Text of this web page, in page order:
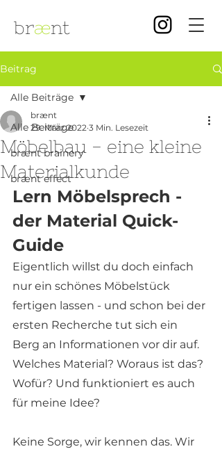
brænt
Beitrag
Alle Beiträge
brænt brainery
brænt effect
Alle Beiträge
Möbelbau - eine kleine
Materialkunde
brænt
29. März 2022 3 Min. Lesezeit
Lern Möbelsprech -
der Material Quick-
Guide
Eigentlich willst du doch einfach
nur ein schönes Möbelstück
fertigen lassen - und schon bei der
ersten Recherche tut sich ein
Berg an Informationen vor dir auf.
Welches Material? Woraus ist das?
Wofür? Und funktioniert es auch
für meine Idee?
Keine Sorge, wir kennen das. Wir